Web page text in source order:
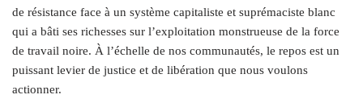
de résistance face à un système capitaliste et suprémaciste blanc
qui a bâti ses richesses sur l’exploitation monstrueuse de la force
de travail noire. À l’échelle de nos communautés, le repos est un
puissant levier de justice et de libération que nous voulons
actionner.